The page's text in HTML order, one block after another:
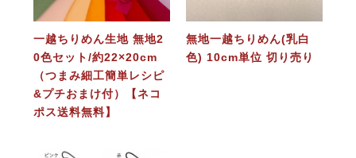
一越ちりめん生地 無地2
0色セット/約22×20cm
（つまみ細工簡単レシピ
&プチおまけ付）【ネコ
ポス送料無料】
無地一越ちりめん(乳白
色) 10cm単位 切り売り